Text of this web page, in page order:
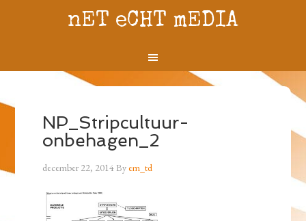
nET eCHT mEDIA
NP_Stripcultuur-
onbehagen_2
december 22, 2014Byem_td